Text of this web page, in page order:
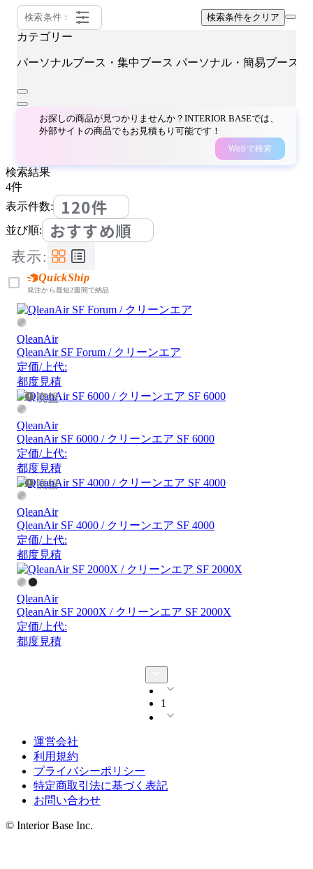
検索条件： 検索条件をクリア
カテゴリー
パーソナルブース・集中ブース パーソナル・簡易ブース
お探しの商品が見つかりませんか？INTERIOR BASEでは、
外部サイトの商品でもお見積もり可能です！
Webで検索
検索結果
4件
表示件数:
120件
並び順: おすすめ順
表示:
QuickShip
発注から最短2週間で納品
QleanAir
QleanAir SF Forum / クリーンエア
定価/上代:
都度見積
廃盤
QleanAir
QleanAir SF 6000 / クリーンエア SF 6000
定価/上代:
都度見積
廃盤
QleanAir
QleanAir SF 4000 / クリーンエア SF 4000
定価/上代:
都度見積
QleanAir
QleanAir SF 2000X / クリーンエア SF 2000X
定価/上代:
都度見積
1
運営会社
利用規約
プライバシーポリシー
特定商取引法に基づく表記
お問い合わせ
© Interior Base Inc.